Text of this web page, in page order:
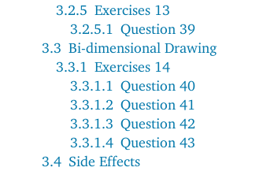
3.2.5 Exercises 13
3.2.5.1 Question 39
3.3 Bi-dimensional Drawing
3.3.1 Exercises 14
3.3.1.1 Question 40
3.3.1.2 Question 41
3.3.1.3 Question 42
3.3.1.4 Question 43
3.4 Side Effects